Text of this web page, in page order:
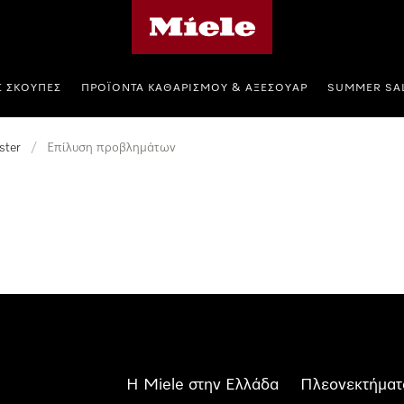
ΣΚΟΎΠΕΣ ΠΡΟΪΌΝΤΑ ΚΑΘΑΡΙΣΜΟΎ & ΑΞΕΣΟΥΆΡ SUMMER
/ Επίλυση προβλημάτων
Η Miele στην Ελλάδα